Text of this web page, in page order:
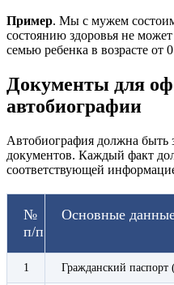
Пример. Мы с мужем
состоянию здоровья не
семью ребенка в возрасте от
Документы для
автобиографии
Автобиография должна быть
документов. Каждый факт
соответствующей
№
п/п
Основные
1 Гражданский